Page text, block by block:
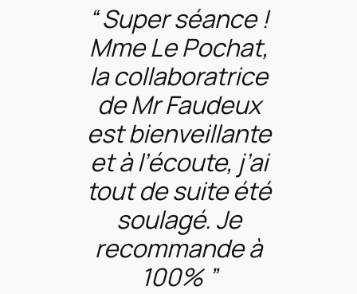
“ Super séance !
Mme Le Pochat,
la collaboratrice
de Mr Faudeux
est bienveillante
et à l’écoute, j’ai
tout de suite été
soulagé. Je
recommande à
100% ”